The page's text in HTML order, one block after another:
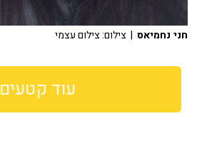
חני נחמיאס | צילום: צילום עצמי
עוד קטעים